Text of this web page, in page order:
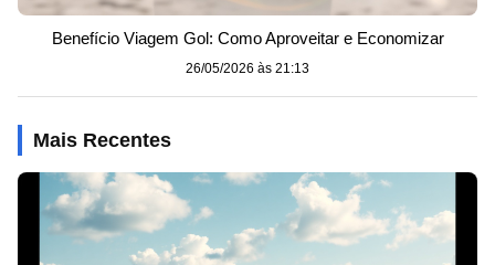
Benefício Viagem Gol: Como Aproveitar e Economizar
26/05/2026 às 21:13
Mais Recentes